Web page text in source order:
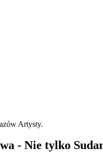
- Nie tylko